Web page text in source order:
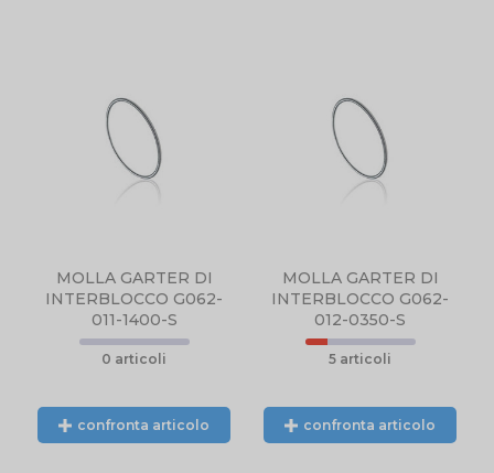
MOLLA GARTER DI
INTERBLOCCO G062-
011-1400-S
0 articoli
confronta articolo
MOLLA GARTER DI
INTERBLOCCO G062-
012-0350-S
5 articoli
confronta articolo